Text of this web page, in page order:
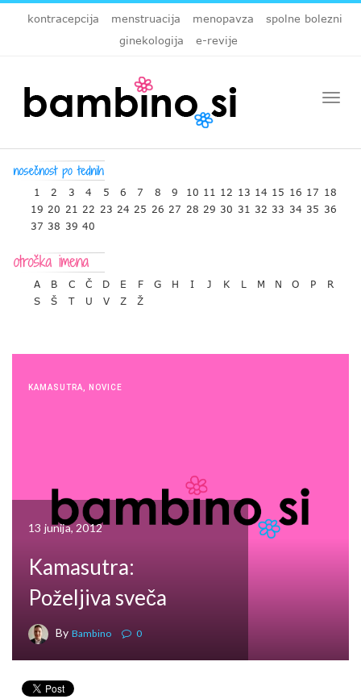
kontracepcija menstruacija menopavza
spolne bolezni
ginekologija
e-revije
1 2 3 4 5 6 7 8 9 10 11 12 13 14 15 16 17 18
19 20 21 22 23 24 25 26 27 28 29 30 31 32 33 34 35 36
37 38 39 40
A B C Č D E F G H I J K L M N O P
R
S
Š T U V Z Ž
KAMASUTRA NOVICE
13 junija, 2012
Kamasutra:
Poželjiva sveča
By Bambino 0